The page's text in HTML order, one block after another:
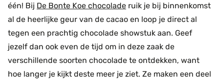
één! Bij De Bonte Koe chocolade ruik je bij binnenkomst
al de heerlijke geur van de cacao en loop je direct al
tegen een prachtig chocolade showstuk aan. Geef
jezelf dan ook even de tijd om in deze zaak de
verschillende soorten chocolade te ontdekken, want
hoe langer je kijkt deste meer je ziet. Ze maken een deel